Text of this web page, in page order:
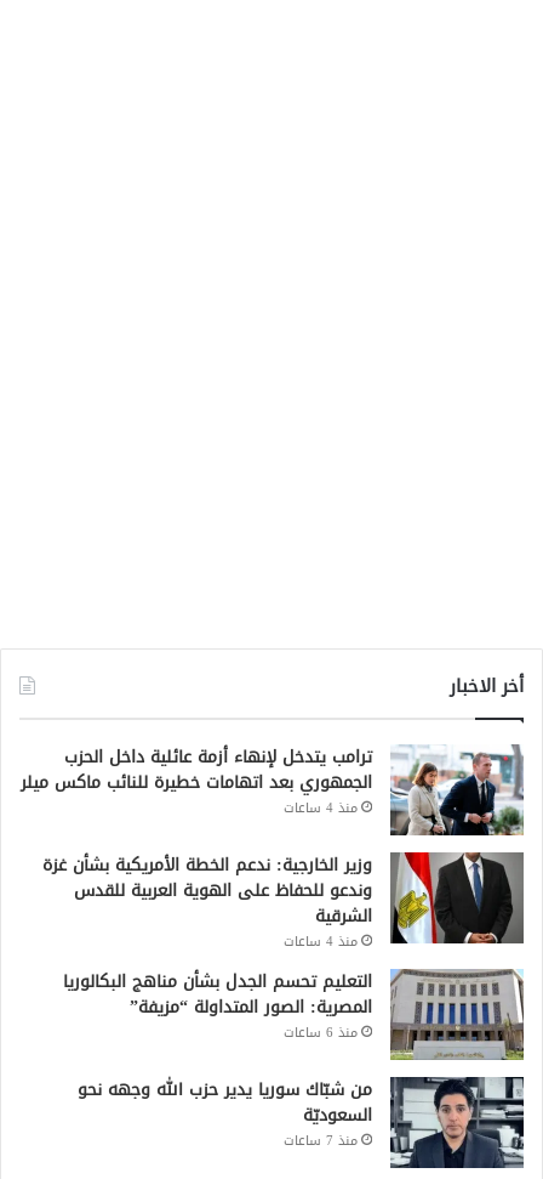
أخر الاخبار
ترامب يتدخل لإنهاء أزمة عائلية داخل الحزب
الجمهوري بعد اتهامات خطيرة للنائب ماكس ميلر
منذ 4 ساعات
وزير الخارجية: ندعم الخطة الأمريكية بشأن غزة
وندعو للحفاظ على الهوية العربية للقدس
الشرقية
منذ 4 ساعات
التعليم تحسم الجدل بشأن مناهج البكالوريا
المصرية: الصور المتداولة “مزيفة”
منذ 6 ساعات
من شبّاك سوريا يدير حزب الله وجهه نحو
السعوديّة
منذ 7 ساعات